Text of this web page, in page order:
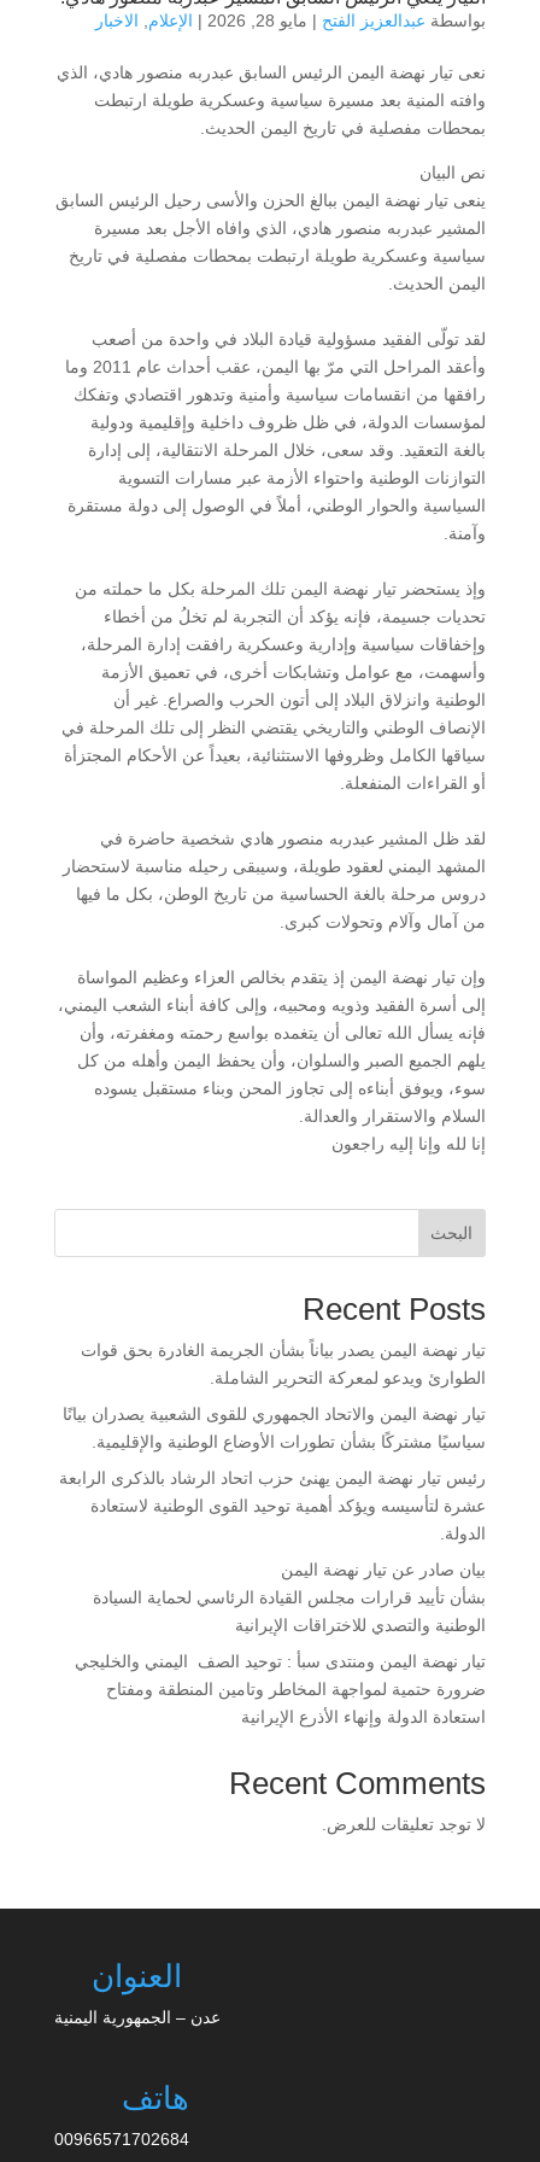
بواسطة عبدالعزيز الفتح | مايو 28, 2026 | الإعلام, الاخبار
نعى تيار نهضة اليمن الرئيس السابق عبدربه منصور هادي، الذي
وافته المنية بعد مسيرة سياسية وعسكرية طويلة ارتبطت
بمحطات مفصلية في تاريخ اليمن الحديث.
نص البيان
ينعى تيار نهضة اليمن ببالغ الحزن والأسى رحيل الرئيس السابق
المشير عبدربه منصور هادي، الذي وافاه الأجل بعد مسيرة
سياسية وعسكرية طويلة ارتبطت بمحطات مفصلية في تاريخ
اليمن الحديث.
لقد تولّى الفقيد مسؤولية قيادة البلاد في واحدة من أصعب
وأعقد المراحل التي مرّ بها اليمن، عقب أحداث عام 2011 وما
رافقها من انقسامات سياسية وأمنية وتدهور اقتصادي وتفكك
لمؤسسات الدولة، في ظل ظروف داخلية وإقليمية ودولية
بالغة التعقيد. وقد سعى، خلال المرحلة الانتقالية، إلى إدارة
التوازنات الوطنية واحتواء الأزمة عبر مسارات التسوية
السياسية والحوار الوطني، أملاً في الوصول إلى دولة مستقرة
وآمنة.
وإذ يستحضر تيار نهضة اليمن تلك المرحلة بكل ما حملته من
تحديات جسيمة، فإنه يؤكد أن التجربة لم تخلُ من أخطاء
وإخفاقات سياسية وإدارية وعسكرية رافقت إدارة المرحلة،
وأسهمت، مع عوامل وتشابكات أخرى، في تعميق الأزمة
الوطنية وانزلاق البلاد إلى أتون الحرب والصراع. غير أن
الإنصاف الوطني والتاريخي يقتضي النظر إلى تلك المرحلة في
سياقها الكامل وظروفها الاستثنائية، بعيداً عن الأحكام المجتزأة
أو القراءات المنفعلة.
لقد ظل المشير عبدربه منصور هادي شخصية حاضرة في
المشهد اليمني لعقود طويلة، وسيبقى رحيله مناسبة لاستحضار
دروس مرحلة بالغة الحساسية من تاريخ الوطن، بكل ما فيها
من آمال وآلام وتحولات كبرى.
وإن تيار نهضة اليمن إذ يتقدم بخالص العزاء وعظيم المواساة
إلى أسرة الفقيد وذويه ومحبيه، وإلى كافة أبناء الشعب اليمني،
فإنه يسأل الله تعالى أن يتغمده بواسع رحمته ومغفرته، وأن
يلهم الجميع الصبر والسلوان، وأن يحفظ اليمن وأهله من كل
سوء، ويوفق أبناءه إلى تجاوز المحن وبناء مستقبل يسوده
السلام والاستقرار والعدالة.
إنا لله وإنا إليه راجعون
البحث
Recent Posts
تيار نهضة اليمن يصدر بياناً بشأن الجريمة الغادرة بحق قوات
الطوارئ ويدعو لمعركة التحرير الشاملة.
تيار نهضة اليمن والاتحاد الجمهوري للقوى الشعبية يصدران بيانًا
سياسيًا مشتركًا بشأن تطورات الأوضاع الوطنية والإقليمية.
رئيس تيار نهضة اليمن يهنئ حزب اتحاد الرشاد بالذكرى الرابعة
عشرة لتأسيسه ويؤكد أهمية توحيد القوى الوطنية لاستعادة
الدولة.
بيان صادر عن تيار نهضة اليمن
بشأن تأييد قرارات مجلس القيادة الرئاسي لحماية السيادة
الوطنية والتصدي للاختراقات الإيرانية
تيار نهضة اليمن ومنتدى سبأ : توحيد الصف اليمني والخليجي
ضرورة حتمية لمواجهة المخاطر وتامين المنطقة ومفتاح
استعادة الدولة وإنهاء الأذرع الإيرانية
Recent Comments
لا توجد تعليقات للعرض.
العنوان
عدن – الجمهورية اليمنية
هاتف
00966571702684